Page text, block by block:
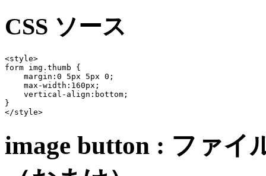
CSS ソース
<style>
form img.thumb {
    margin:0 5px 5px 0;
    max-width:160px;
    vertical-align:bottom;
}
</style>
image button : ファイ